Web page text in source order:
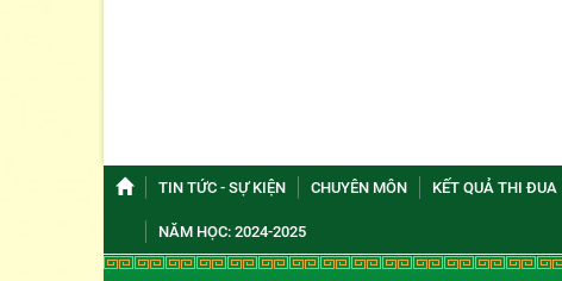
TIN TỨC - SỰ KIỆN CHUYÊN MÔN KẾT QUẢ THI ĐUA
NĂM HỌC: 2024-2025